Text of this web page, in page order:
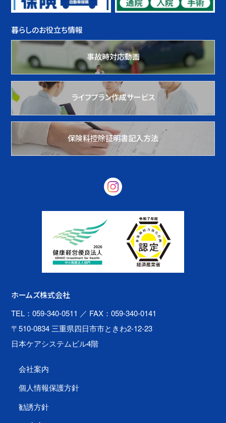
暮らしのお役立ち情報
事故時対応動画
ライフプラン作成サービス
保険料控除証明書記入方法
ホームズ株式会社
TEL：059-340-0511 ／ FAX：059-340-0141
〒510-0834 三重県四日市市ときわ2-12-23
日本ケアシステムビル4階
会社案内
個人情報保護方針
勧誘方針